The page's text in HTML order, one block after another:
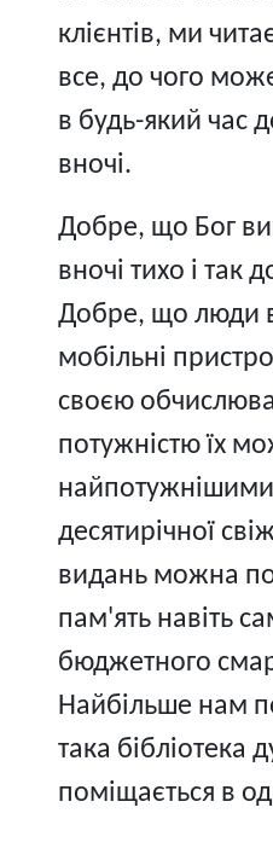
клієнтів, ми
все, до чого
в будь-який час
вночі.
Добре, що Бог
вночі тихо і так
Добре, що люди
мобільні
своєю
потужністю їх
десятирічної
видань можна
пам'ять навіть
бюджетного
Найбільше нам
така бібліотека
поміщається в